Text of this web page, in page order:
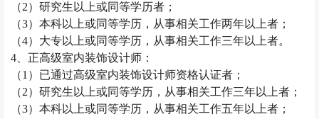
（2）研究生以上或同等学历者；
（3）本科以上或同等学历，从事相关工作两年以上者；
（4）大专以上或同等学历，从事相关工作三年以上者。
4、正高级室内装饰设计师 ：
（1）已通过高级室内装饰设计师资格认证者；
（2）研究生以上或同等学历，从事相关工作三年以上者；
（3）本科以上或同等学历，从事相关工作五年以上者；